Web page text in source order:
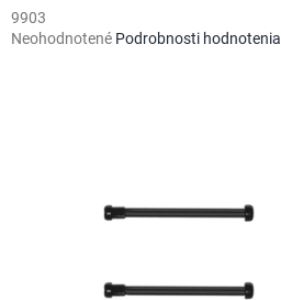
9903
Priemerné
Neohodnotené Podrobnosti hodnotenia